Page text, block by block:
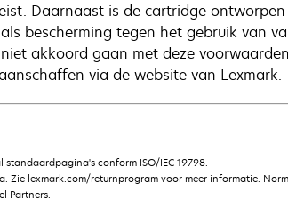
Daarnaast is de cartridge ontworpen
bescherming tegen het gebruik van
akkoord gaan met deze
via de website van Lexmark.
conform ISO/IEC 19798.
Zie lexmark.com/returnprogram voor meer informatie.
Partners.